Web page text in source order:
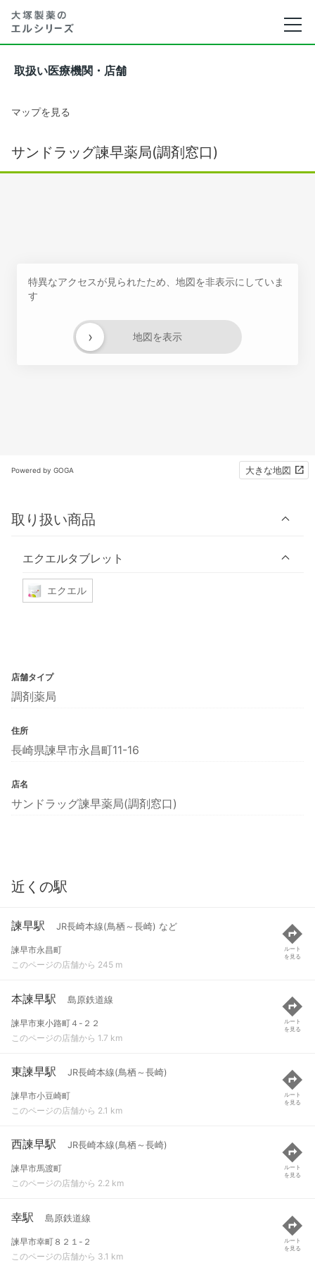
取扱い医療機関・店舗
マップを見る
サンドラッグ諫早薬局(調剤窓口)
特異なアクセスが見られたため、地図を非表示にしていま
す
地図を表示
›
Powered by GOGA 大きな地図
取り扱い商品
エクエルタブレット
エクエル
店舗タイプ
調剤薬局
住所
長崎県諫早市永昌町11-16
店名
サンドラッグ諫早薬局(調剤窓口)
近くの駅
諫早駅 JR長崎本線(鳥栖～長崎) など
諫早市永昌町
このページの店舗から 245 m
ルート
を見る
本諫早駅 島原鉄道線
諫早市東小路町４-２２
このページの店舗から 1.7 km
ルート
を見る
東諫早駅 JR長崎本線(鳥栖～長崎)
諫早市小豆崎町
このページの店舗から 2.1 km
ルート
を見る
西諫早駅 JR長崎本線(鳥栖～長崎)
諫早市馬渡町
このページの店舗から 2.2 km
ルート
を見る
幸駅 島原鉄道線
諫早市幸町８２１-２
このページの店舗から 3.1 km
ルート
を見る